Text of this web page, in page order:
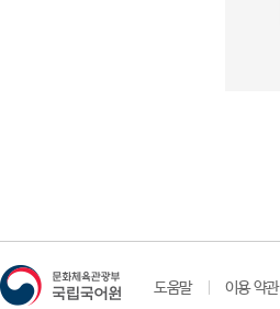
도움말 이용 약관